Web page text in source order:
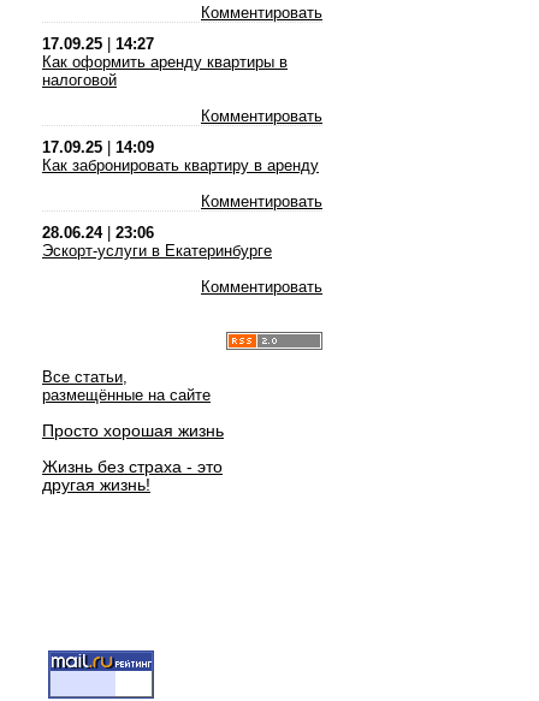
Комментировать
17.09.25
14:27
Как оформить аренду квартиры в
налоговой
Комментировать
17.09.25
14:09
Как забронировать квартиру в аренду
Комментировать
28.06.24| 23:06
Эскорт-услуги в Екатеринбурге
Комментировать
Все статьи,
размещённые на сайте
Просто хорошая жизнь
Жизнь без страха - это
другая жизнь!